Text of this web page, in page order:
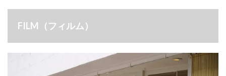
FILM（フィルム）